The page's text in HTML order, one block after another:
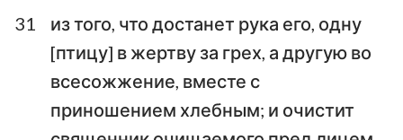
8
9 10 11 12 13
14
31
из того, что достанет рука его, одну
[птицу] в жертву за грех, а другую во
всесожжение, вместе с
приношением хлебным; и очистит